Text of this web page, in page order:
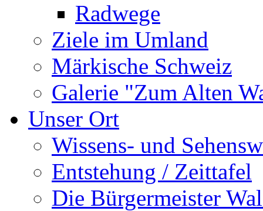
Radwege
Ziele im Umland
Märkische Schweiz
Galerie "Zum Alten
Unser Ort
Wissens- und
Entstehung / Zeittafel
Die Bürgermeister